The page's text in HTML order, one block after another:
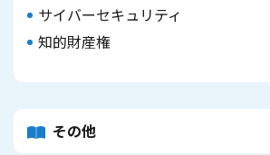
サイバーセキュリティ
知的財産権
その他